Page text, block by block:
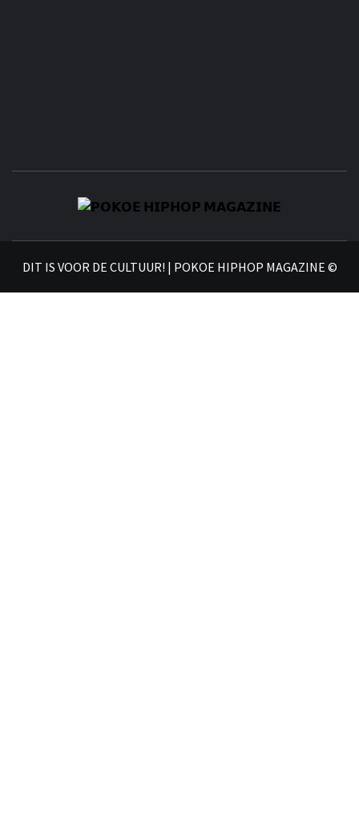
DIT IS VOOR DE CULTUUR! | POKOE HIPHOP MAGAZINE ©